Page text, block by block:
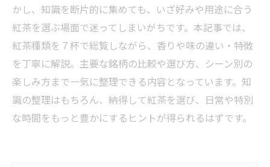
かし、知識を断片的に集めても、いざ好みや用途に合う
紅茶を選ぶ場面で迷ってしまいがちです。本記事では、
紅茶種類を７杯で総覧しながら、香りや味の違い・特徴
を丁寧に解説。主要な銘柄の比較や選び方、シーン別の
楽しみ方まで一気に整理できる内容となっています。知
識の整理はもちろん、納得して紅茶を選び、日常や特別
な時間をもっと豊かにするヒントが得られるはずです。